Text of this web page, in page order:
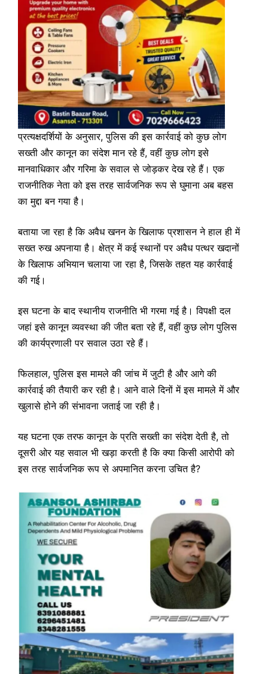
प्रत्यक्षदर्शियों के अनुसार, पुलिस की इस कार्रवाई को कुछ लोग
सख्ती और कानून का संदेश मान रहे हैं, वहीं कुछ लोग इसे
मानवाधिकार और गरिमा के सवाल से जोड़कर देख रहे हैं। एक
राजनीतिक नेता को इस तरह सार्वजनिक रूप से घुमाना अब बहस
का मुद्दा बन गया है।
बताया जा रहा है कि अवैध खनन के खिलाफ प्रशासन ने हाल ही में
सख्त रुख अपनाया है। क्षेत्र में कई स्थानों पर अवैध पत्थर खदानों
के खिलाफ अभियान चलाया जा रहा है, जिसके तहत यह कार्रवाई
की गई।
इस घटना के बाद स्थानीय राजनीति भी गरमा गई है। विपक्षी दल
जहां इसे कानून व्यवस्था की जीत बता रहे हैं, वहीं कुछ लोग पुलिस
की कार्यप्रणाली पर सवाल उठा रहे हैं।
फिलहाल, पुलिस इस मामले की जांच में जुटी है और आगे की
कार्रवाई की तैयारी कर रही है। आने वाले दिनों में इस मामले में और
खुलासे होने की संभावना जताई जा रही है।
यह घटना एक तरफ कानून के प्रति सख्ती का संदेश देती है, तो
दूसरी ओर यह सवाल भी खड़ा करती है कि क्या किसी आरोपी को
इस तरह सार्वजनिक रूप से अपमानित करना उचित है?